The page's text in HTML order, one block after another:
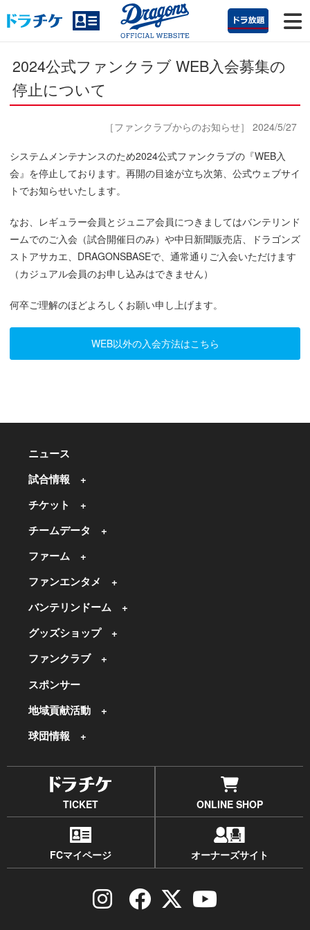
2024公式ファンクラブ WEB入会募集の
停止について
［ファンクラブからのお知らせ］ 2024/5/27
システムメンテナンスのため2024公式ファンクラブの『WEB入
会』を停止しております。再開の目途が立ち次第、公式ウェブサイ
トでお知らせいたします。
なお、レギュラー会員とジュニア会員につきましてはバンテリンド
ームでのご入会（試合開催日のみ）や中日新聞販売店、ドラゴンズ
ストアサカエ、DRAGONSBASEで、通常通りご入会いただけます
（カジュアル会員のお申し込みはできません）
何卒ご理解のほどよろしくお願い申し上げます。
WEB以外の入会方法はこちら
ニュース
試合情報
チケット
チームデータ
ファーム
ファンエンタメ
バンテリンドーム
グッズショップ
ファンクラブ
スポンサー
地域貢献活動
球団情報
TICKET ONLINE SHOP
FCマイページ オーナーズサイト